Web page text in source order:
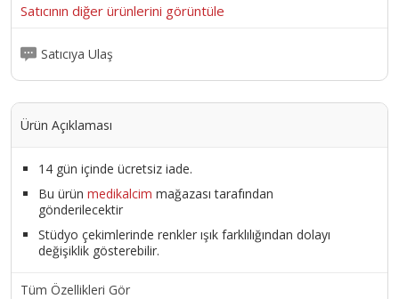
Satıcının diğer ürünlerini görüntüle
Satıcıya Ulaş
Ürün Açıklaması
14 gün içinde ücretsiz iade.
Bu ürün medikalcim mağazası tarafından
gönderilecektir
Stüdyo çekimlerinde renkler ışık farklılığından dolayı
değişiklik gösterebilir.
Tüm Özellikleri Gör